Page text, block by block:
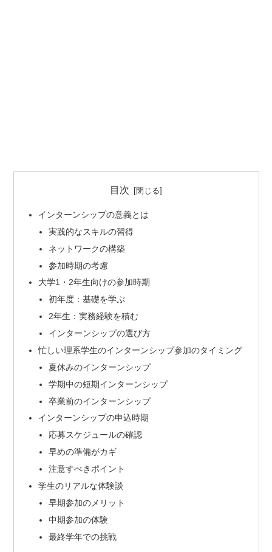
目次
インターンシップの意義とは
実践的なスキルの習得
ネットワークの構築
参加時期の考慮
大学1・2年生向けの参加時期
初年度：基礎を学ぶ
2年生：実務経験を積む
インターンシップの選び方
忙しい理系学生のインターンシップ参加のタイミング
夏休みのインターンシップ
学期中の短期インターンシップ
卒業前のインターンシップ
インターンシップの申込時期
応募スケジュールの確認
早めの準備がカギ
注意すべきポイント
学生のリアルな体験談
早期参加のメリット
中期参加の体験
最終学年での挑戦